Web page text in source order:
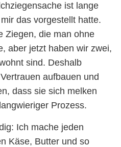
ist lange
das vorgestellt hatte.
Ziegen, die man ohne
aber jetzt haben wir zwei,
sind. Deshalb
aufbauen und
dass sie sich melken
Prozess.
Ich mache jeden
Käse, Butter und so